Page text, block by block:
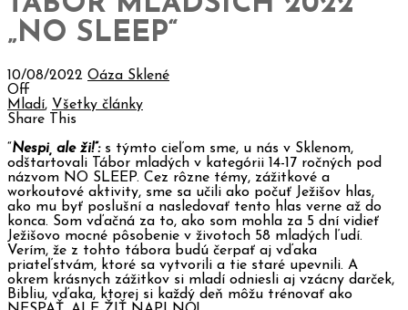
„NO SLEEP“
10/08/2022 Oáza Sklené
Off
Mladí, Všetky články
Share This
“Nespi, ale ži!”:s týmto cieľom sme, u nás v Sklenom,
odštartovali Tábor mladých v kategórii 14-17 ročných pod
názvom NO SLEEP. Cez rôzne témy, zážitkové a
workoutové aktivity, sme sa učili ako počuť Ježišov hlas,
ako mu byť poslušní a nasledovať tento hlas verne až do
konca. Som vďačná za to, ako som mohla za 5 dní vidieť
Ježišovo mocné pôsobenie v životoch 58 mladých ľudí.
Verím, že z tohto tábora budú čerpať aj vďaka
priateľstvám, ktoré sa vytvorili a tie staré upevnili. A
okrem krásnych zážitkov si mladí odniesli aj vzácny darček,
Bibliu, vďaka, ktorej si každý deň môžu trénovať ako